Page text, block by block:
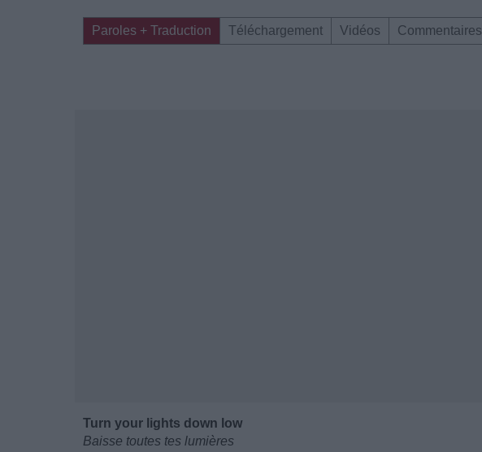
Paroles + Traduction Téléchargement Vidéos Commentaires
Turn your lights down low
Baisse toutes tes lumières